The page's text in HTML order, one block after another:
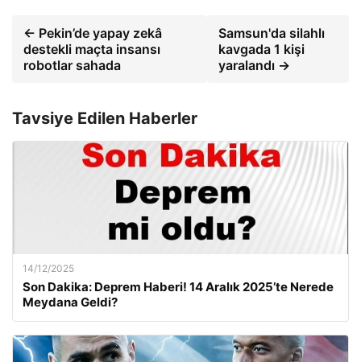
← Pekin’de yapay zekâ
destekli maçta insansı
robotlar sahada
Samsun'da silahlı
kavgada 1 kişi
yaralandı →
Tavsiye Edilen Haberler
14/12/2025
Son Dakika: Deprem Haberi! 14 Aralık 2025’te Nerede
Meydana Geldi?